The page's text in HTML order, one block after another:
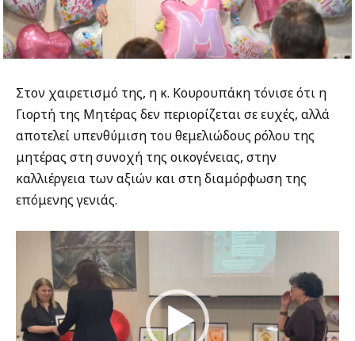
Στον χαιρετισμό της, η κ. Κουρουπάκη τόνισε ότι η
Γιορτή της Μητέρας δεν περιορίζεται σε ευχές, αλλά
αποτελεί υπενθύμιση του θεμελιώδους ρόλου της
μητέρας στη συνοχή της οικογένειας, στην
καλλιέργεια των αξιών και στη διαμόρφωση της
επόμενης γενιάς.
Πρόγραμμα
Αναπαραγωγής
Βίντεο